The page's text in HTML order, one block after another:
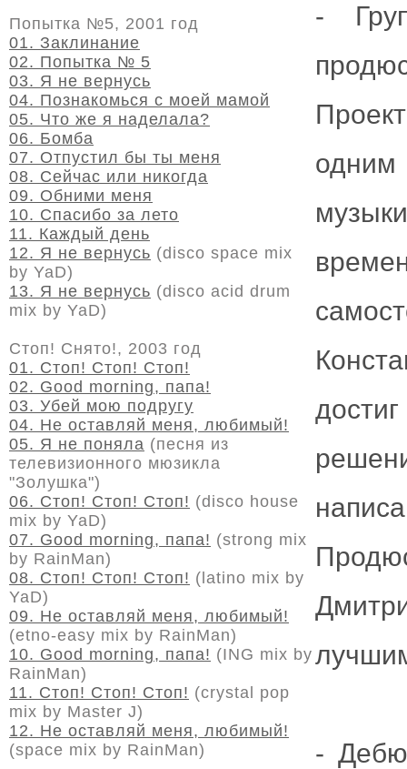
-
одним
-
Попытка №5, 2001 год
01. Заклинание
02. Попытка № 5
03. Я не вернусь
04. Познакомься с моей мамой
05. Что же я наделала?
06. Бомба
07. Отпустил бы ты меня
08. Сейчас или никогда
09. Обними меня
10. Спасибо за лето
11. Каждый день
12. Я не вернусь (disco space mix
by YaD)
13. Я не вернусь (disco acid drum
mix by YaD)
Стоп! Снято!, 2003 год
01. Стоп! Стоп! Стоп!
02. Good morning, папа!
03. Убей мою подругу
04. Не оставляй меня, любимый!
05. Я не поняла (песня из
телевизионного мюзикла
"Золушка")
06. Стоп! Стоп! Стоп! (disco house
mix by YaD)
07. Good morning, папа! (strong mix
by RainMan)
08. Стоп! Стоп! Стоп! (latino mix by
YaD)
09. Не оставляй меня, любимый!
(etno-easy mix by RainMan)
10. Good morning, папа! (ING mix by
RainMan)
11. Стоп! Стоп! Стоп! (crystal pop
mix by Master J)
12. Не оставляй меня, любимый!
(space mix by RainMan)